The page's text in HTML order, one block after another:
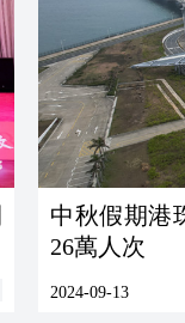
中秋假期港
26萬人次
2024-09-13